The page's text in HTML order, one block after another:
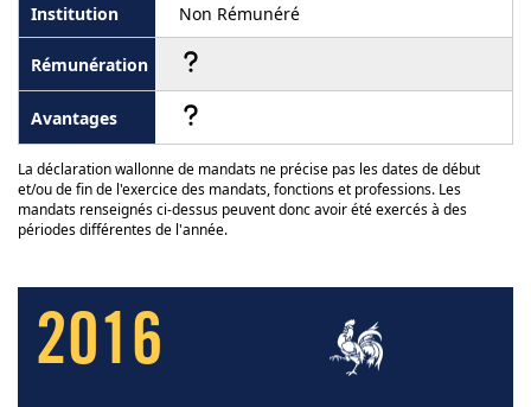
Non Rémunéré
La déclaration wallonne de mandats ne précise pas les dates de début
et/ou de fin de l'exercice des mandats, fonctions et professions. Les
mandats renseignés ci-dessus peuvent donc avoir été exercés à des
périodes différentes de l'année.
2016